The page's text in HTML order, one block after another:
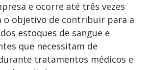
e ocorre até três vezes
o objetivo de contribuir para a
estoques de sangue e
que necessitam de
tratamentos médicos e